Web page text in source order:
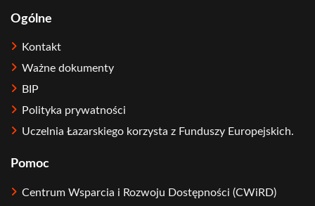
Ogólne
Kontakt
Ważne dokumenty
BIP
Polityka prywatności
Uczelnia Łazarskiego korzysta z Funduszy Europejskich.
Pomoc
Centrum Wsparcia i Rozwoju Dostępności (CWiRD)